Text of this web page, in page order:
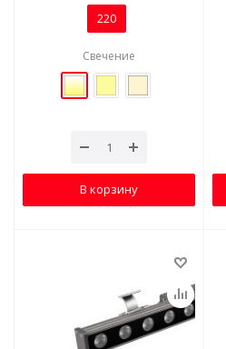
220
Свечение
В корзину